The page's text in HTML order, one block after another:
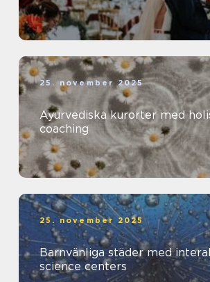
25. november 2025
Ayurvediska kurorter med
coaching
25. november 2025
Barnvänliga städer med
science centers